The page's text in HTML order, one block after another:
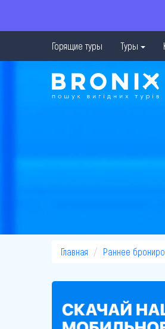
Горящие туры Туры
Главная Раннее